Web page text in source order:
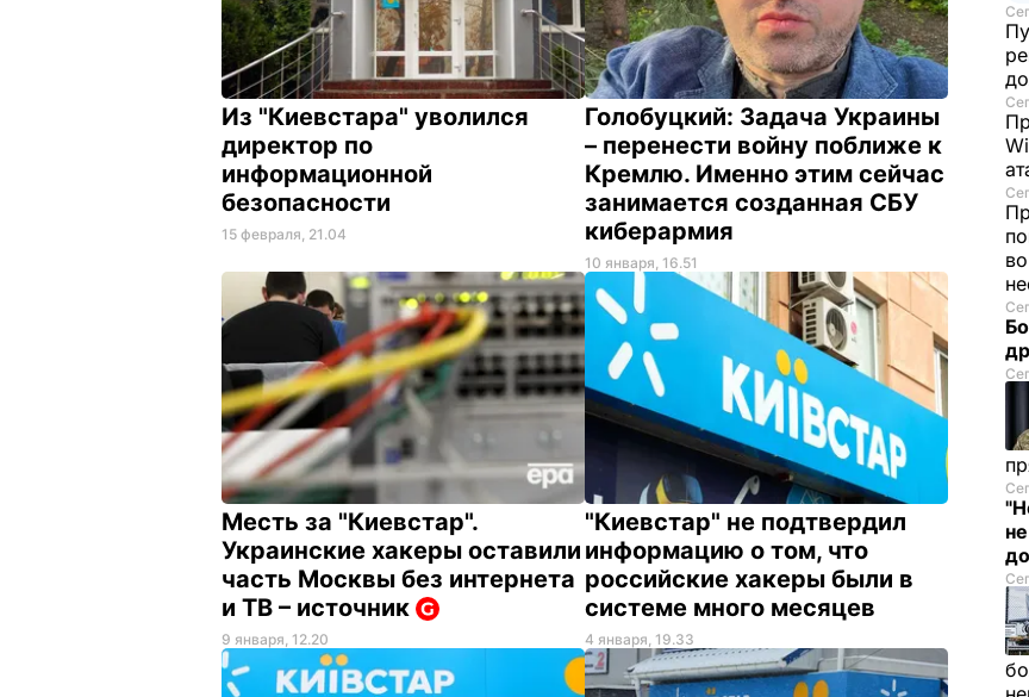
Из "Киевстара" уволился
директор по
информационной
безопасности
15 февраля, 21.04
Голобуцкий: Задача Украины
– перенести войну поближе к
Кремлю. Именно этим сейчас
занимается созданная СБУ
киберармия
10 января, 16.51
Месть за "Киевстар".
Украинские хакеры оставили
часть Москвы без интернета
и ТВ – источник
9 января, 12.20
"Киевстар" не подтвердил
информацию о том, что
российские хакеры были в
системе много месяцев
4 января, 19.33